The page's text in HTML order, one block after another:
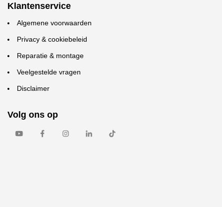
Klantenservice
Algemene voorwaarden
Privacy & cookiebeleid
Reparatie & montage
Veelgestelde vragen
Disclaimer
Volg ons op